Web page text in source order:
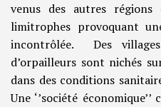
venus des autres
limitrophes provoquant
incontrôlée. Des
d’orpailleurs sont nichés
dans des conditions
Une ‘’société